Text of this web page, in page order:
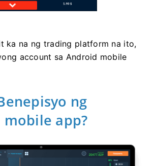
ka na ng trading platform na ito,
account sa Android mobile
ng
app?